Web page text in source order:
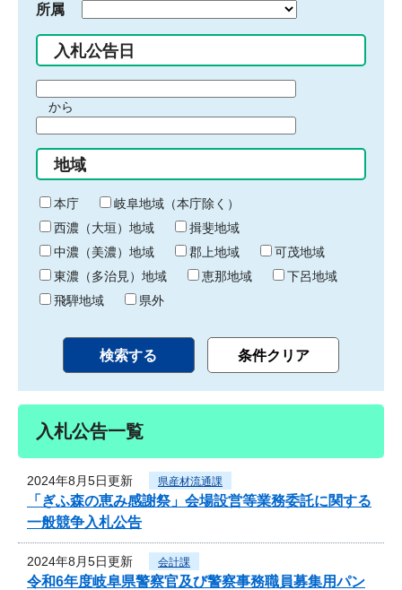
所属
入札公告日
間
始
り
から
間
終
わ
り
地域
本庁
岐阜地域（本庁除く）
西濃（大垣）地域
揖斐地域
中濃（美濃）地域
郡上地域
可茂地域
東濃（多治見）地域
恵那地域
下呂地域
飛騨地域
県外
入札公告一覧
2024年8月5日更新 県産材流通課
「ぎふ森の恵み感謝祭」会場設営等業務委託に関する
一般競争入札公告
2024年8月5日更新 会計課
令和6年度岐阜県警察官及び警察事務職員募集用パン